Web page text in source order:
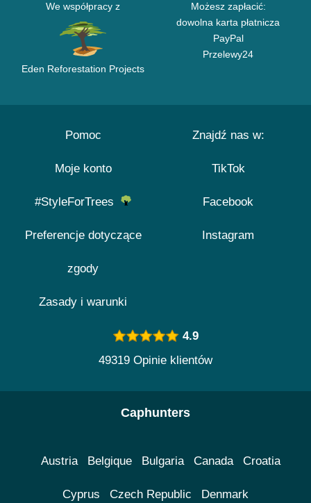
We współpracy z
Eden Reforestation Projects
Możesz zapłacić:
dowolna karta płatnicza
PayPal
Przelewy24
Pomoc
Moje konto
#StyleForTrees
Preferencje dotyczące
zgody
Zasady i warunki
Znajdź nas w:
TikTok
Facebook
Instagram
4.9
49319 Opinie klientów
Caphunters
Austria Belgique Bulgaria Canada Croatia
Cyprus Czech Republic Denmark